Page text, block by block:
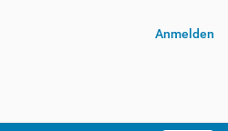
Anmelden